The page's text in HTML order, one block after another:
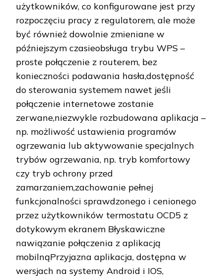
użytkowników, co konfigurowane jest przy
rozpoczęciu pracy z regulatorem, ale może
być również dowolnie zmieniane w
późniejszym czasieobsługa trybu WPS –
proste połączenie z routerem, bez
konieczności podawania hasła,dostępność
do sterowania systemem nawet jeśli
połączenie internetowe zostanie
zerwane,niezwykle rozbudowana aplikacja –
np. możliwość ustawienia programów
ogrzewania lub aktywowanie specjalnych
trybów ogrzewania, np. tryb komfortowy
czy tryb ochrony przed
zamarzaniem,zachowanie pełnej
funkcjonalności sprawdzonego i cenionego
przez użytkowników termostatu OCD5 z
dotykowym ekranem Błyskawiczne
nawiązanie połączenia z aplikacją
mobilnąPrzyjazna aplikacja, dostępna w
wersjach na systemy Android i IOS,